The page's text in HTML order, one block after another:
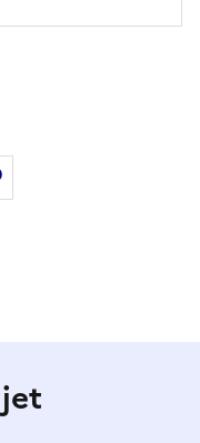
Twitter)
par email